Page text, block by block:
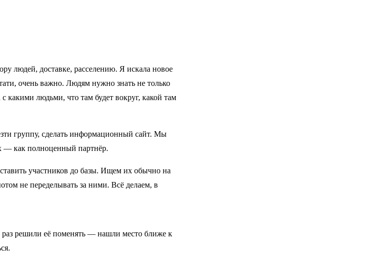
людей, доставке, расселению. Я искала новое
очень важно. Людям нужно знать не только
какими людьми, что там будет вокруг, какой там
группу, сделать информационный сайт. Мы
— как полноценный партнёр.
участников до базы. Ищем их обычно на
не переделывать за ними. Всё делаем, в
решили её поменять — нашли место ближе к